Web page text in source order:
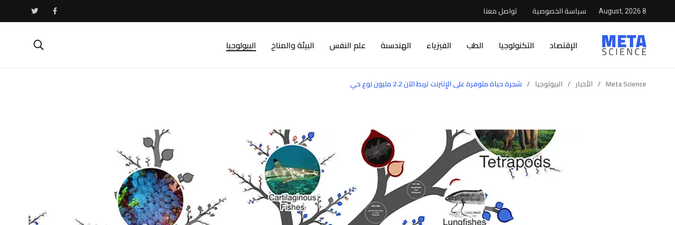
8 August, 2026 سياسة الخصوصية تواصل معنا
الإقتصاد التكنولوجيا الطب الفيزياء الهندسىة علم النفس البيئة والمناخ البيولوجيا
Meta Science
/ الأخبار / البيولوجيا / شجرة حياة متوفرة على الإِنترنت تربط الآن 2.2 مليون نوع حي